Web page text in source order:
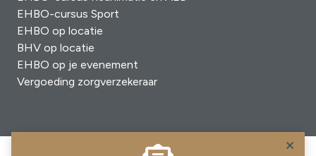
EHBO-cursus Sport
EHBO op locatie
BHV op locatie
EHBO op je evenement
Vergoeding zorgverzekeraar